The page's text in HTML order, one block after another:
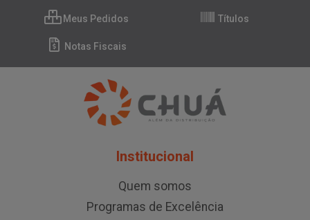
Meus Pedidos Títulos
Notas Fiscais
Institucional
Quem somos
Programas de Excelência